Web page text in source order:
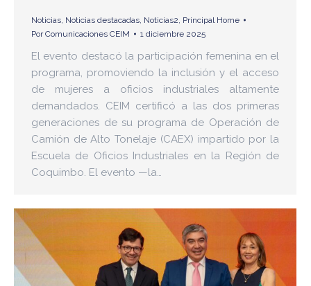
Noticias, Noticias destacadas, Noticias2, Principal Home
PorComunicaciones CEIM 1 diciembre 2025
El evento destacó la participación femenina en el
programa, promoviendo la inclusión y el acceso
de mujeres a oficios industriales altamente
demandados. CEIM certificó a las dos primeras
generaciones de su programa de Operación de
Camión de Alto Tonelaje (CAEX) impartido por la
Escuela de Oficios Industriales en la Región de
Coquimbo. El evento —la…